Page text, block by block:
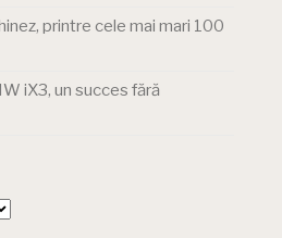
printre cele mai mari 100
iX3, un succes fără